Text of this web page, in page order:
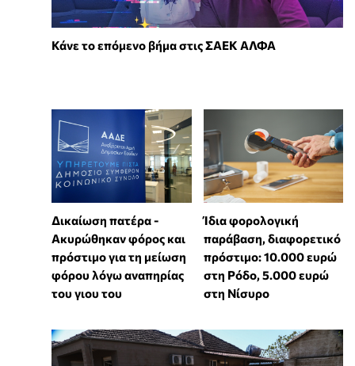
Κάνε το επόμενο βήμα στις ΣΑΕΚ ΑΛΦΑ
Δικαίωση πατέρα -
Ακυρώθηκαν φόρος και
πρόστιμο για τη μείωση
φόρου λόγω αναπηρίας
του γιου του
Ίδια φορολογική
παράβαση, διαφορετικό
πρόστιμο: 10.000 ευρώ
στη Ρόδο, 5.000 ευρώ
στη Νίσυρο